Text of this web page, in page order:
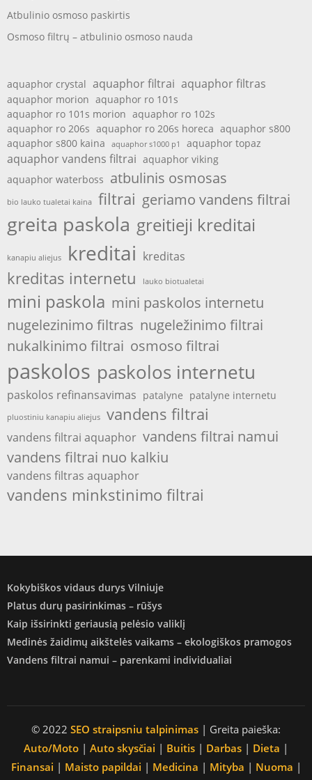
Atbulinio osmoso paskirtis
Osmoso filtrų – atbulinio osmoso nauda
aquaphor crystal aquaphor filtrai aquaphor filtras
aquaphor morion aquaphor ro 101s
aquaphor ro 101s morion aquaphor ro 102s
aquaphor ro 206s aquaphor ro 206s horeca aquaphor s800
aquaphor s800 kaina
aquaphor s1000 p1 aquaphor topaz
aquaphor vandens filtrai aquaphor viking
aquaphor waterboss atbulinis osmosas
bio lauko tualetai kaina filtrai geriamo vandens filtrai
greita paskola greitieji kreditai
kanapiu aliejus kreditai kreditas
kreditas internetu lauko biotualetai
mini paskola mini paskolos internetu
nugelezinimo filtras nugeležinimo filtrai
nukalkinimo filtrai osmoso filtrai
paskolos paskolos internetu
paskolos refinansavimas patalyne patalyne internetu
pluostiniu kanapiu aliejus vandens filtrai
vandens filtrai aquaphor vandens filtrai namui
vandens filtrai nuo kalkiu
vandens filtras aquaphor
vandens minkstinimo filtrai
Kokybiškos vidaus durys Vilniuje
Platus durų pasirinkimas – rūšys
Kaip išsirinkti geriausią pelėsio valiklį
Medinės žaidimų aikštelės vaikams – ekologiškos pramogos
Vandens filtrai namui – parenkami individualiai
© 2022 SEO straipsniu talpinimas | Greita paieška:
Auto/Moto | Auto skysčiai | Buitis | Darbas | Dieta |
Finansai | Maisto papildai | Medicina | Mityba | Nuoma |